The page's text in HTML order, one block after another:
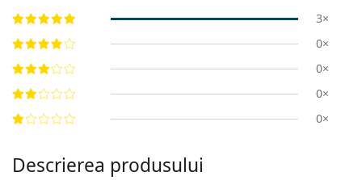
3×
0×
0×
0×
0×
Descrierea produsului